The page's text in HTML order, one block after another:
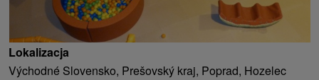
Lokalizacja
Východné Slovensko, Prešovský kraj, Poprad, Hozelec